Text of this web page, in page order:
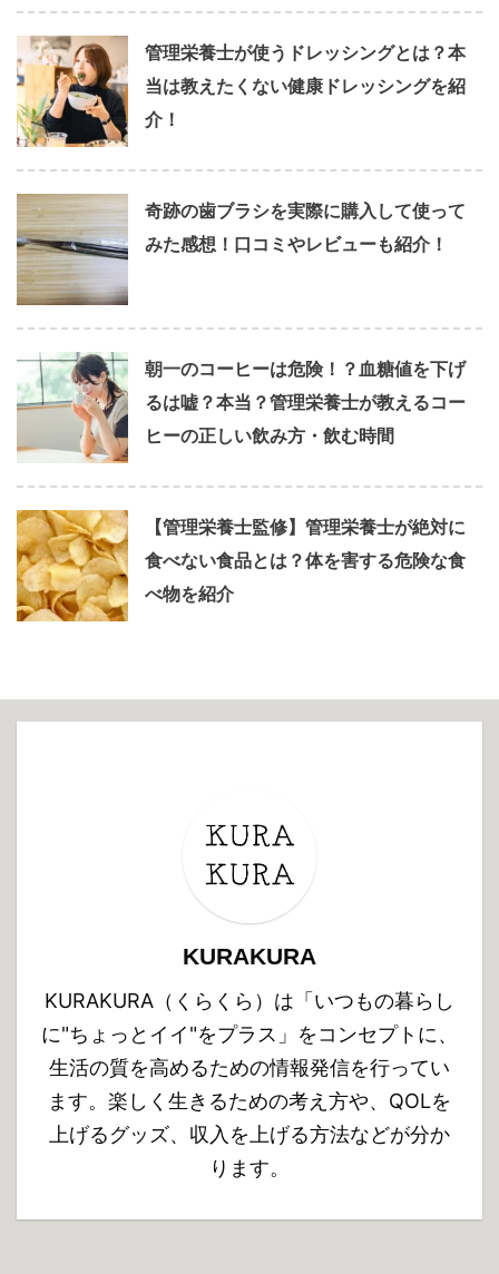
管理栄養士が使うドレッシングとは？本
当は教えたくない健康ドレッシングを紹
介！
奇跡の歯ブラシを実際に購入して使って
みた感想！口コミやレビューも紹介！
朝一のコーヒーは危険！？血糖値を下げ
るは嘘？本当？管理栄養士が教えるコー
ヒーの正しい飲み方・飲む時間
【管理栄養士監修】管理栄養士が絶対に
食べない食品とは？体を害する危険な食
べ物を紹介
KURAKURA
KURAKURA（くらくら）は「いつもの暮らし
に"ちょっとイイ"をプラス」をコンセプトに、
生活の質を高めるための情報発信を行ってい
ます。楽しく生きるための考え方や、QOLを
上げるグッズ、収入を上げる方法などが分か
ります。